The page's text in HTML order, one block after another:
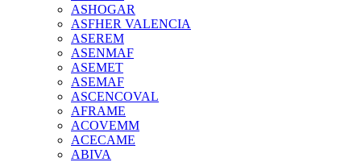
ASHOGAR
ASFHER VALENCIA
ASEREM
ASENMAF
ASEMET
ASEMAF
ASCENCOVAL
AFRAME
ACOVEMM
ACECAME
ABIVA